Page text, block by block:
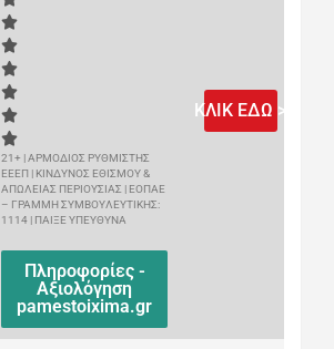
21+ | ΑΡΜΟΔΙΟΣ ΡΥΘΜΙΣΤΗΣ
ΕΕΕΠ | ΚΙΝΔΥΝΟΣ ΕΘΙΣΜΟΥ &
ΑΠΩΛΕΙΑΣ ΠΕΡΙΟΥΣΙΑΣ | ΕΟΠΑΕ
– ΓΡΑΜΜΗ ΣΥΜΒΟΥΛΕΥΤΙΚΗΣ:
1114 | ΠΑΙΞΕ ΥΠΕΥΘΥΝΑ
Πληροφορίες -
Αξιολόγηση
pamestoixima.gr
ΚΛΙΚ ΕΔΩ >